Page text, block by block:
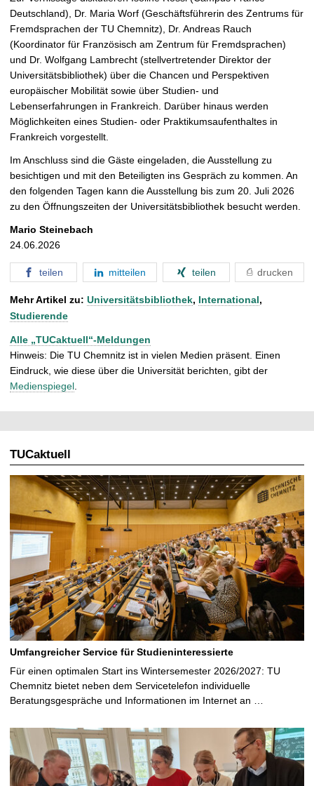
Deutschland), Dr. Maria Worf (Geschäftsführerin des Zentrums für
Fremdsprachen der TU Chemnitz), Dr. Andreas Rauch
(Koordinator für Französisch am Zentrum für Fremdsprachen)
und Dr. Wolfgang Lambrecht (stellvertretender Direktor der
Universitätsbibliothek) über die Chancen und Perspektiven
europäischer Mobilität sowie über Studien- und
Lebenserfahrungen in Frankreich. Darüber hinaus werden
Möglichkeiten eines Studien- oder Praktikumsaufenthaltes in
Frankreich vorgestellt.
Im Anschluss sind die Gäste eingeladen, die Ausstellung zu
besichtigen und mit den Beteiligten ins Gespräch zu kommen. An
den folgenden Tagen kann die Ausstellung bis zum 20. Juli 2026
zu den Öffnungszeiten der Universitätsbibliothek besucht werden.
Mario Steinebach
24.06.2026
teilen mitteilen teilen drucken
Mehr Artikel zu: Universitätsbibliothek, International,
Studierende
Alle „TUCaktuell“-Meldungen
Hinweis: Die TU Chemnitz ist in vielen Medien präsent. Einen
Eindruck, wie diese über die Universität berichten, gibt der
Medienspiegel
TUCaktuell
Umfangreicher Service für Studieninteressierte
Für einen optimalen Start ins Wintersemester 2026/2027: TU
Chemnitz bietet neben dem Servicetelefon individuelle
Beratungsgespräche und Informationen im Internet an …